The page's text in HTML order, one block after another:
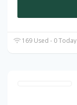
169 Used - 0 Today